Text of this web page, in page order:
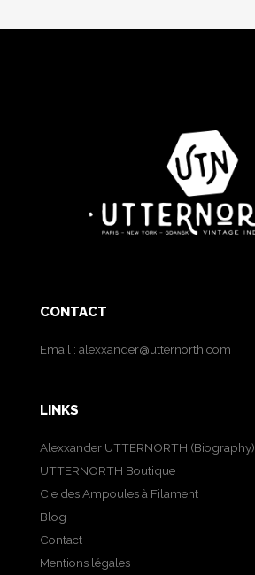
CONTACT
Email : alexxander@utternorth.com
LINKS
Alexxander UTTERNORTH (Biography)
UTTERNORTH Boutique
Cie des Ampoules à Filament
Blog
Contact
Mentions légales